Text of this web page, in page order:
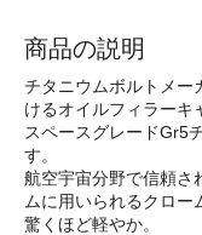
商品の説明
チタニウムボルトメー
けるオイルフィラーキ
スペースグレードGr5
す。
航空宇宙分野で信頼さ
ムに用いられるクロー
驚くほど軽やか。